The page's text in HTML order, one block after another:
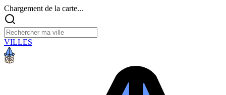
Chargement de la carte...
VILLES